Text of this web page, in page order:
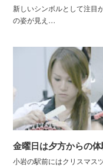
新しいシンボルとして注目
の姿が見え…
金曜日は夕方からの
小岩の駅前にはクリスマス